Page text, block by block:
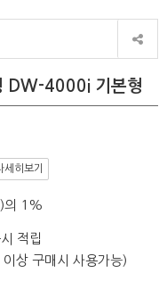
DW-4000i 기본형
세히보기
의 1%
적립
상 구매시 사용가능)